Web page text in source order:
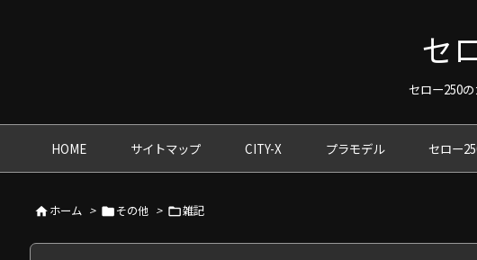
セ
セロー250
HOME サイトマップ CITY-X プラモデル セロー
ホーム > その他 > 雑記